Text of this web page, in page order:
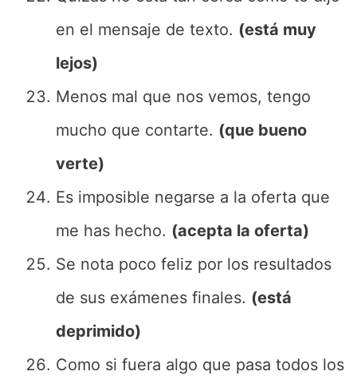
en el mensaje de texto. (está muy
lejos)
Menos mal que nos vemos, tengo
mucho que contarte. (que bueno
verte)
Es imposible negarse a la oferta que
me has hecho. (acepta la oferta)
Se nota poco feliz por los resultados
de sus exámenes finales. (está
deprimido)
Como si fuera algo que pasa todos los